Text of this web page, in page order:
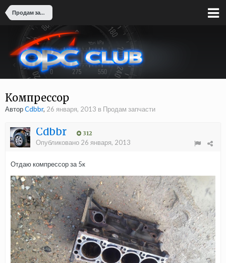
Продам запчасти
Компрессор
АвторCdbbr, 26 января, 2013 в Продам запчасти
Cdbbr 312
Опубликовано 26 января, 2013
Отдаю компрессор за 5к